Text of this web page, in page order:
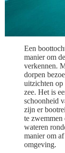
Een
manier om
verkennen.
dorpen
uitzichten op
zee. Het is
schoonheid
zijn er
te zwemmen
wateren
manier om
omgeving.